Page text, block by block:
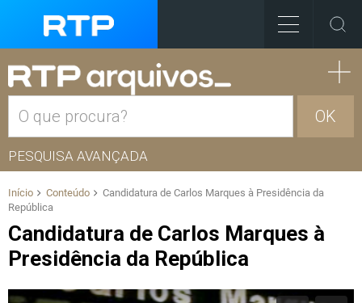
OK
PESQUISA AVANÇADA
Início Conteúdo
Candidatura de Carlos Marques à Presidência da
República
Candidatura de Carlos Marques à
Presidência da República